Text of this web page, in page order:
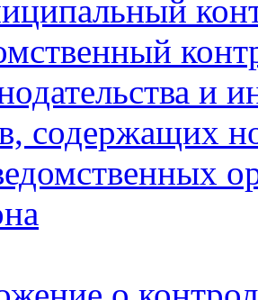
и
содержащих